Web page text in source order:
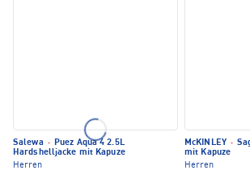
Salewa · Puez Aqua 4 2.5L
Hardshelljacke mit Kapuze
Herren
McKINLEY ·
mit Kapuze
Herren